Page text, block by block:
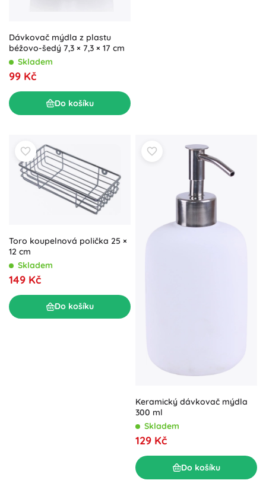
Dávkovač mýdla z plastu
béžovo-šedý 7,3 × 7,3 × 17 cm
Skladem
99 Kč
Do košíku
Toro koupelnová polička 25 ×
12 cm
Skladem
149 Kč
Do košíku
Keramický dávkovač mýdla
300 ml
Skladem
129 Kč
Do košíku